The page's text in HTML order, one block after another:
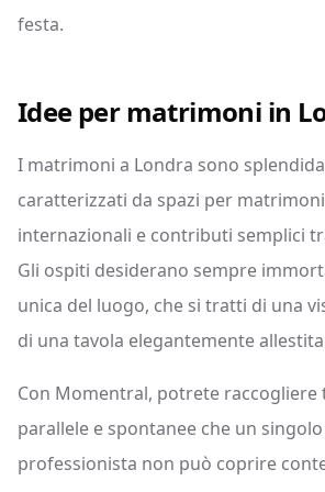
festa.
Idee per matrimoni in
I matrimoni a Londra sono
caratterizzati da spazi per
internazionali e contributi semplici
Gli ospiti desiderano sempre
unica del luogo, che si tratti di una
di una tavola elegantemente
Con Momentral, potrete
parallele e spontanee che un
professionista non può coprire